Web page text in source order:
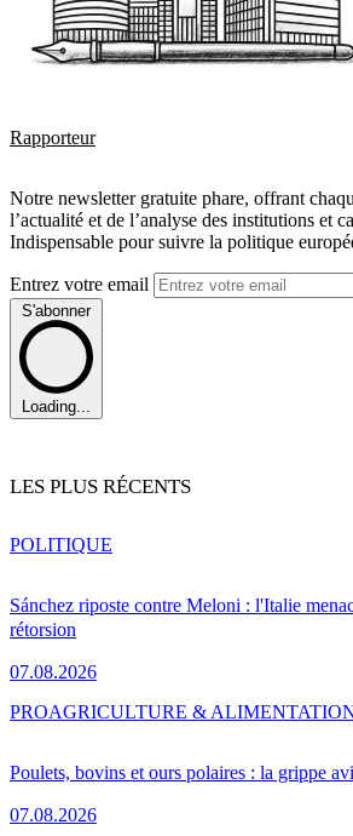
Rapporteur
Notre newsletter gratuite phare, offrant
l’actualité et de l’analyse des institutions et
Indispensable pour suivre la politique
Entrez votre email
S'abonner
Loading...
LES PLUS RÉCENTS
Sánchez riposte contre Meloni : l'Italie
rétorsion
07.08.2026
POLITIQUE
Poulets, bovins et ours polaires : la grippe
07.08.2026
PROAGRICULTURE &